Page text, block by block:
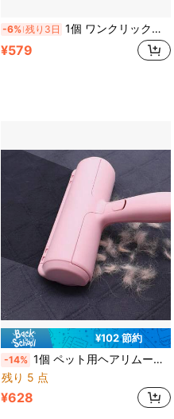
-6% 残り3日 1個 ワンクリック式セルフクリーニングペット抜け毛ブラシ、アンダーコートと抜け毛を効率的に除去、肌に優しいグルーミングコーム、猫と小型・中型・大型犬に適しています
¥579
¥102 節約
-14% 1個 ペット用ヘアリムーバーブラシ、マジック再利用可能ヘアリムーバーブラシ、ペットヘアローラー、ソファ、キャットタワー、車、ベッド、カーペット、バスケットに適しています、ピンク
残り 5 点
¥628